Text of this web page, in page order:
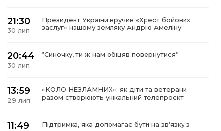
21:30
30 лип
Президент України вручив «Хрест бойових
заслуг» нашому земляку Андрію Амеліну
20:44
30 лип
“Синочку, ти ж нам обіцяв повернутися”
13:59
29 лип
«КОЛО НЕЗЛАМНИХ»: як діти та ветерани
разом створюють унікальний телепроєкт
11:49
Підтримка, яка допомагає бути на зв’язку з